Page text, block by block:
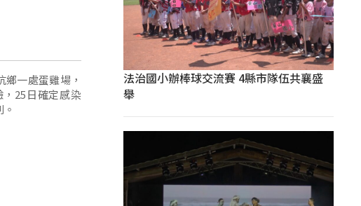
一處蛋雞場，
25日確定感染
法治國小辦棒球交流賽 4縣市隊伍共襄盛
舉